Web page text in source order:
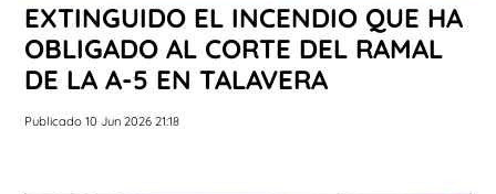
EXTINGUIDO EL INCENDIO QUE HA
OBLIGADO AL CORTE DEL RAMAL
DE LA A-5 EN TALAVERA
Publicado 10 Jun 2026 21:18